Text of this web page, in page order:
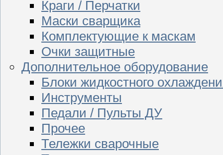
Краги / Перчатки
Маски сварщика
Комплектующие к маскам
Очки защитные
Дополнительное оборудование
Блоки жидкостного
Инструменты
Педали / Пульты ДУ
Прочее
Тележки сварочные